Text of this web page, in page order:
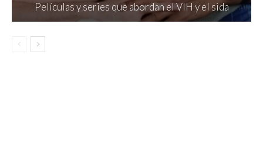
Películas y series que abordan el VIH y el sida